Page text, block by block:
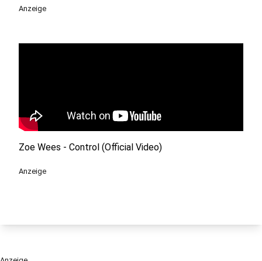
Anzeige
Zoe Wees - Control (Official Video)
Anzeige